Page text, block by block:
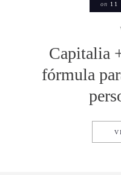
on 11
Capitalia
fórmula